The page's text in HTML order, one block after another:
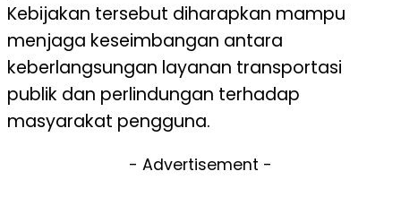
Kebijakan tersebut diharapkan mampu
menjaga keseimbangan antara
keberlangsungan layanan transportasi
publik dan perlindungan terhadap
masyarakat pengguna.
- Advertisement -